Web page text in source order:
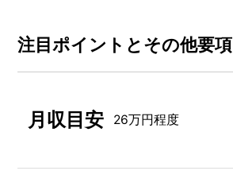
注⽬ポイントとその他要項
月収目安 26万円程度